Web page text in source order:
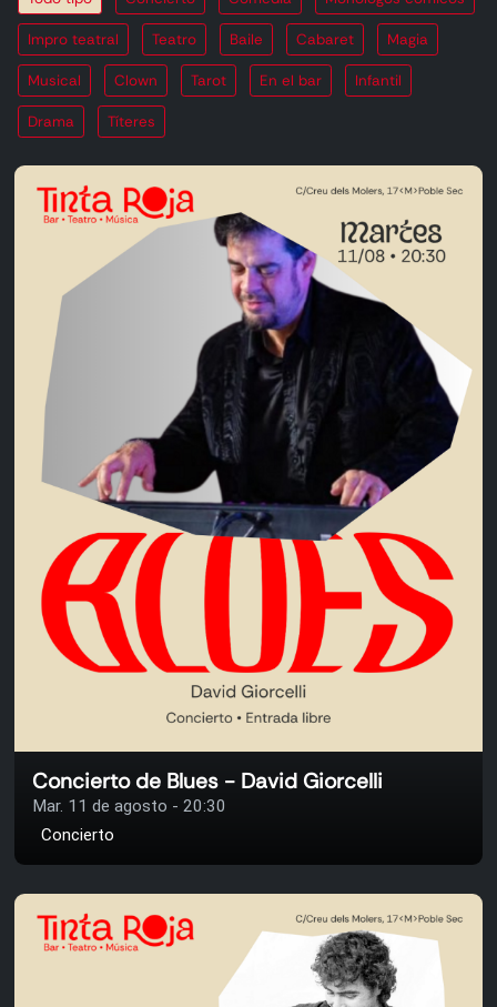
Impro teatral Teatro Baile Cabaret Magia
Musical Clown Tarot En el bar Infantil
Drama Títeres
Concierto de Blues - David Giorcelli
Mar. 11 de agosto - 20:30
Concierto